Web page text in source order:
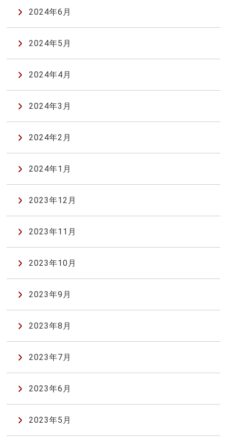
2024年6月
2024年5月
2024年4月
2024年3月
2024年2月
2024年1月
2023年12月
2023年11月
2023年10月
2023年9月
2023年8月
2023年7月
2023年6月
2023年5月